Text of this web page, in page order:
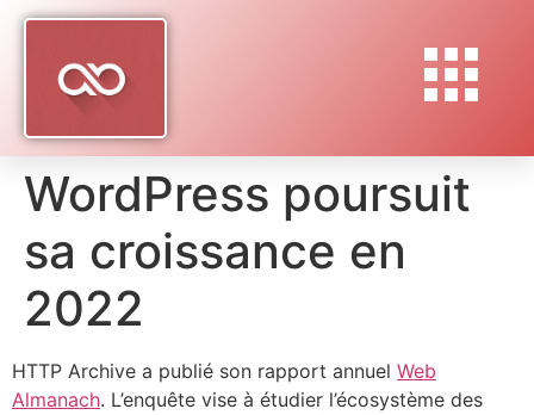
WordPress poursuit
sa croissance en
2022
HTTP Archive a publié son rapport annuel Web
Almanach. L’enquête vise à étudier l’écosystème des